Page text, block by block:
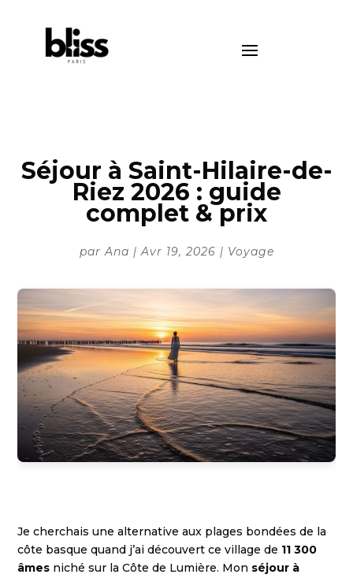
Séjour à Saint-Hilaire-de-
Riez 2026 : guide
complet & prix
parAna |Avr 19, 2026 | Voyage
Je cherchais une alternative aux plages bondées de la
côte basque quand j’ai découvert ce village de 11 300
âmes niché sur la Côte de Lumière. Mon séjour à